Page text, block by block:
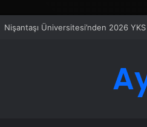
Fiber İnternet Nedir ve Ev İnterneti